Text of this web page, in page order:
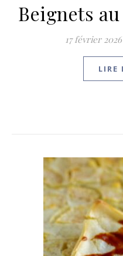
Beignets
17 février 2026
LIRE